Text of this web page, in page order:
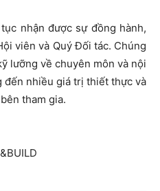
nhận được sự đồng hành,
viên và Quý Đối tác. Chúng
lưỡng về chuyên môn và nội
đến nhiều giá trị thiết thực và
tham gia.